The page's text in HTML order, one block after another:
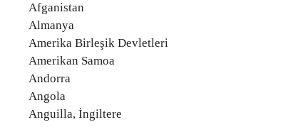
Afganistan
Almanya
Amerika Birleşik Devletleri
Amerikan Samoa
Andorra
Angola
Anguilla, İngiltere